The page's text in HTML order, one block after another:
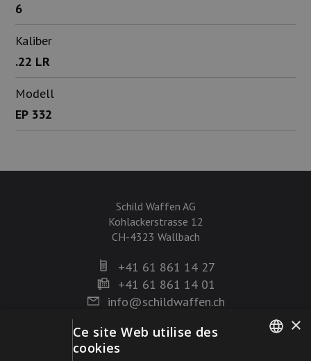
6
Kaliber
.22 LR
Modell
EP 332
Schild Waffen AG
Kohlackerstrasse 12
CH-4323 Wallbach
+41 61 861 14 27
+41 61 861 14 01
info@schildwaffen.ch
Mode de paiement
×
Ce site Web utilise des
cookies